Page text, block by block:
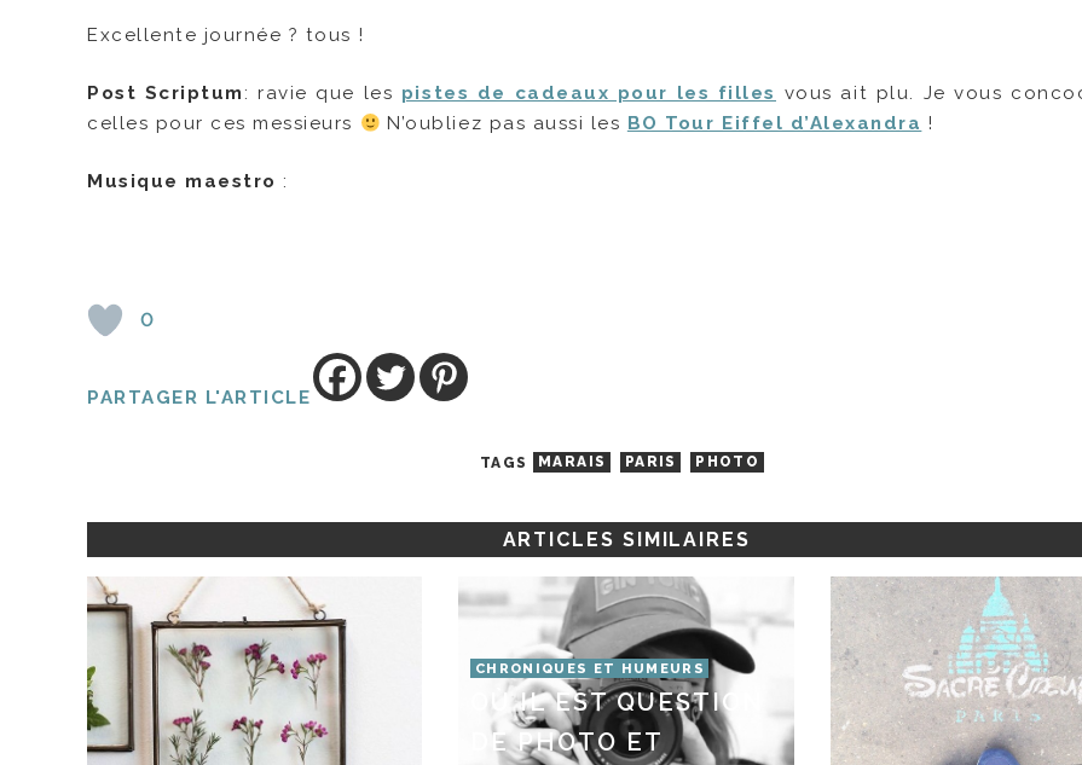
Excellente journée ? tous !
Post Scriptum : ravie que les pistes de cadeaux pour les filles vous ait plu. Je vous
celles pour ces messieurs
N’oubliez pas aussi les BO Tour Eiffel d’Alexandra !
Musique maestro :
0
PARTAGER L'ARTICLE
TAGS MARAIS PARIS PHOTO
ARTICLES SIMILAIRES
CHRONIQUES ET HUMEURS
OÙ IL EST QUESTION
DE PHOTO ET